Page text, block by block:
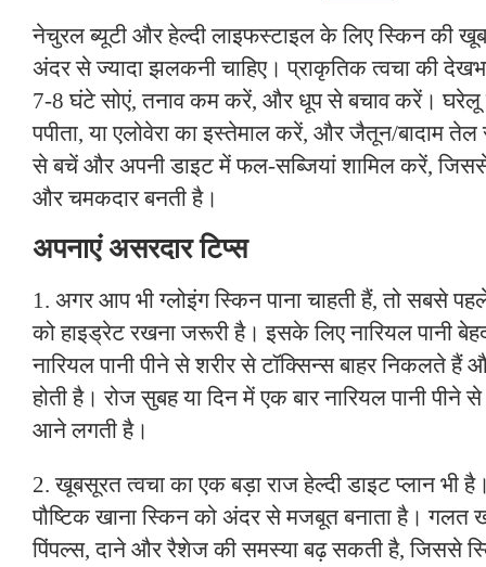
नेचुरल ब्यूटी और हेल्दी लाइफस्टाइल के लिए स्किन की
अंदर से ज्यादा झलकनी चाहिए। प्राकृतिक त्वचा की
7-8 घंटे सोएं, तनाव कम करें, और धूप से बचाव करें। घरेलू
पपीता, या एलोवेरा का इस्तेमाल करें, और जैतून/बादाम
से बचें और अपनी डाइट में फल-सब्जियां शामिल करें,
और चमकदार बनती है।
अपनाएं असरदार टिप्स
1. अगर आप भी ग्लोइंग स्किन पाना चाहती हैं, तो सबसे
को हाइड्रेट रखना जरूरी है। इसके लिए नारियल पानी
नारियल पानी पीने से शरीर से टॉक्सिन्स बाहर निकलते
होती है। रोज सुबह या दिन में एक बार नारियल पानी
आने लगती है।
2. खूबसूरत त्वचा का एक बड़ा राज हेल्दी डाइट प्लान भी
पौष्टिक खाना स्किन को अंदर से मजबूत बनाता है। गलत
पिंपल्स, दाने और रैशेज की समस्या बढ़ सकती है, जिससे